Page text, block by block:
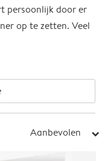
persoonlijk door er
op te zetten. Veel
Aanbevolen arrow_right